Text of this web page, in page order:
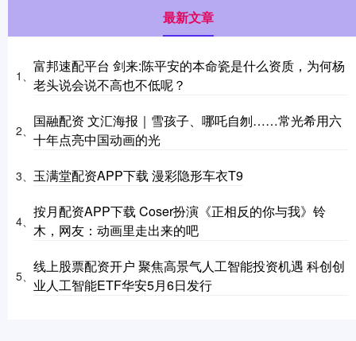
最新文章
1、
富邦速配平台 剑来:陈平安的本命瓷是什么资质，为何杨
老头说会说不高也不低呢？
2、
国融配资 文汇海报｜雪孩子、哪吒自刎……常光希用六
十年点亮中国动画的光
3、 玉满堂配资APP下载 漫彩隐形车衣T9
4、
按月配资APP下载 Coser扮演《正相反的你与我》铃
木，网友：动画里走出来的吧
5、
线上股票配资开户 聚焦高景气人工智能投资机遇 科创创
业人工智能ETF华安5月6日发行